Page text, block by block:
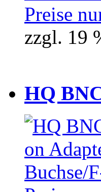
Preise
zzgl. 19
HQ